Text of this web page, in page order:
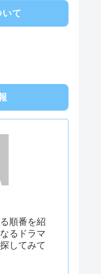
て
順番を紹
るドラマ
してみて